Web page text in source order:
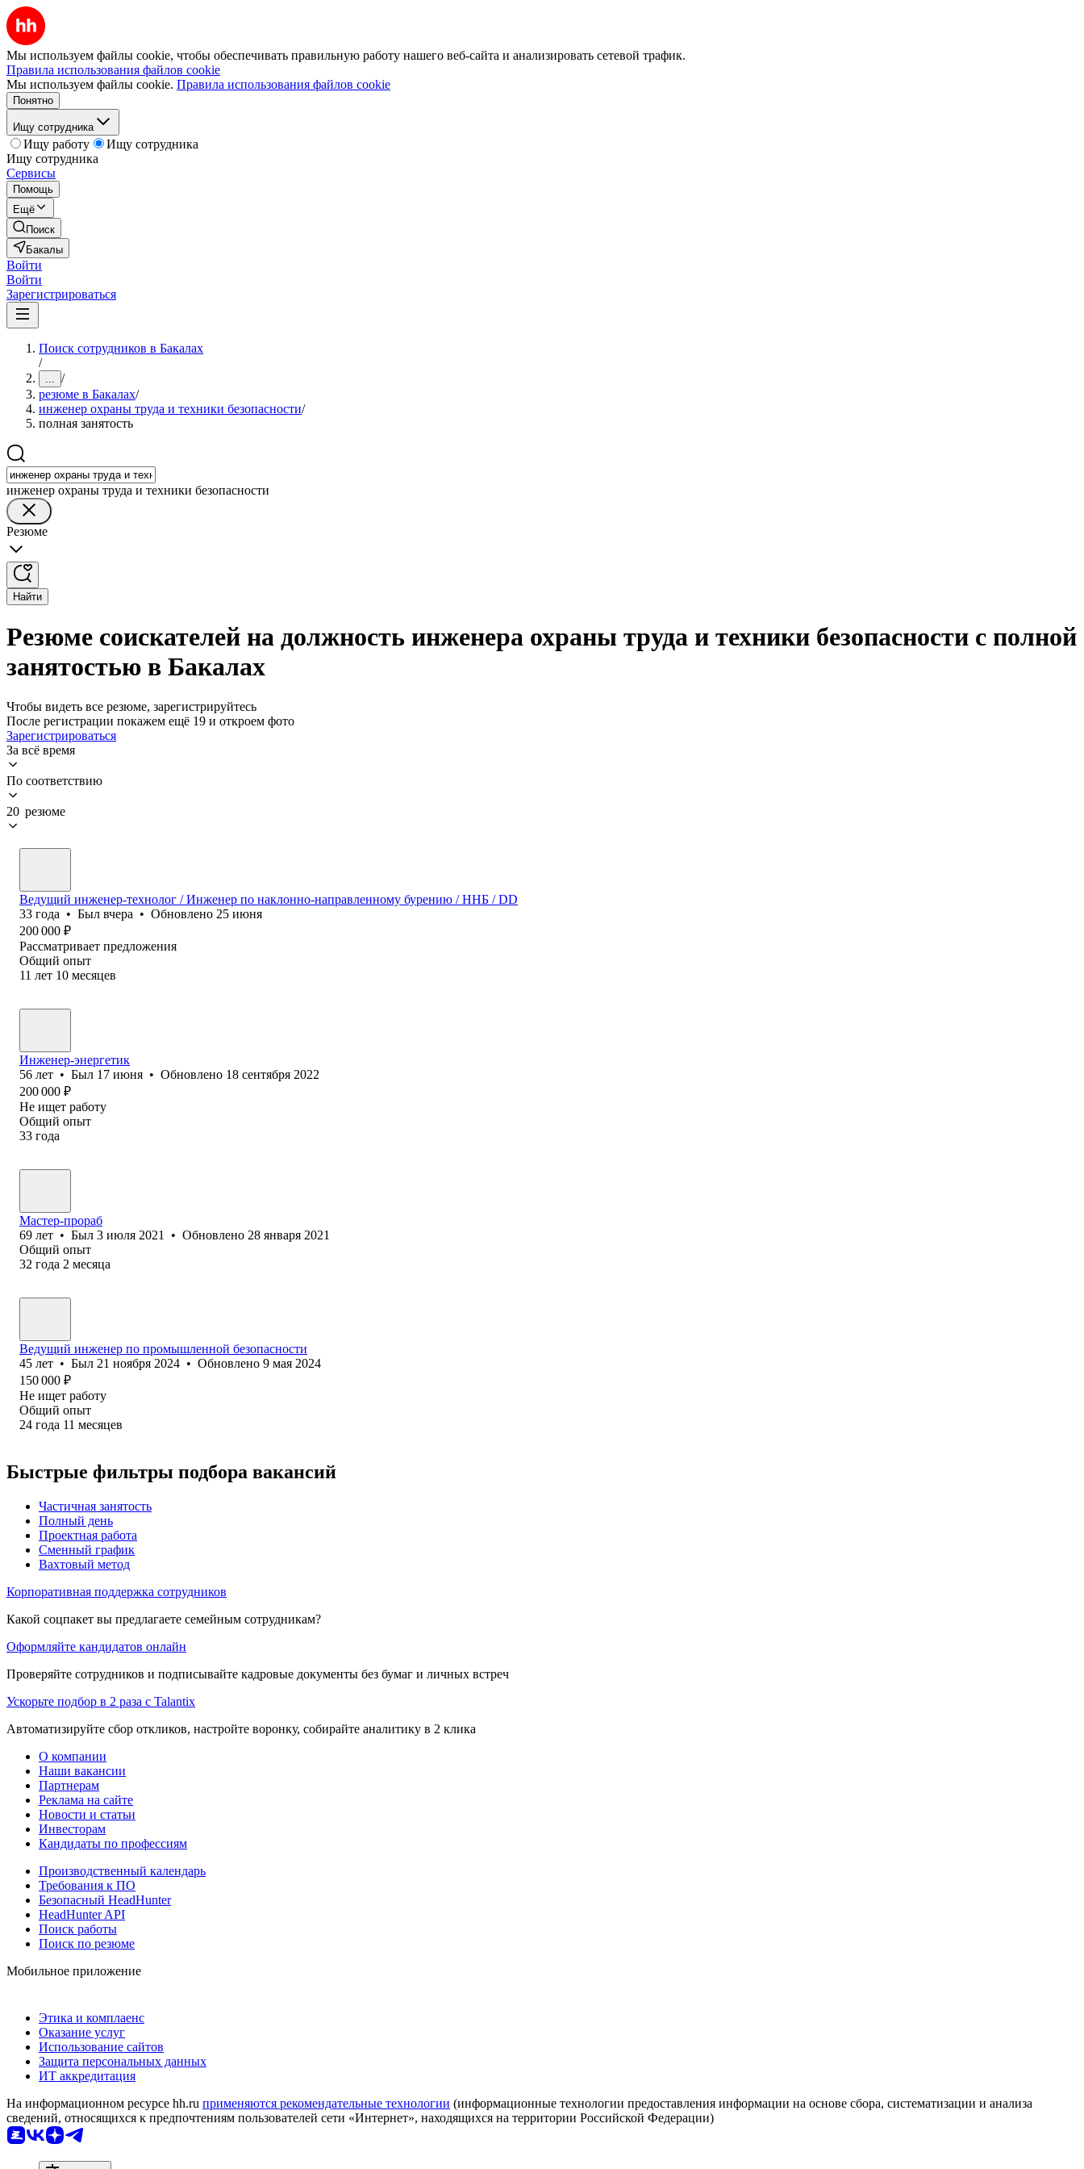
Мы используем файлы cookie, чтобы обеспечивать правильную работу нашего веб-сайта и анализировать сетевой трафик.
Правила использования файлов cookie
Мы используем файлы cookie. Правила использования файлов cookie
Понятно
Ищу сотрудника
Ищу работу
Ищу сотрудника
Ищу сотрудника
Сервисы
Помощь
Ещё
Поиск
Бакалы
Войти
Войти
Зарегистрироваться
Поиск сотрудников в Бакалах
/
... /
резюме в Бакалах/
инженер охраны труда и техники безопасности/
полная занятость
инженер охраны труда и техники безопасности
Резюме
Найти
Резюме соискателей на должность инженера охраны труда и техники безопасности с полной
занятостью в Бакалах
Чтобы видеть все резюме, зарегистрируйтесь
После регистрации покажем ещё 19 и откроем фото
Зарегистрироваться
За всё время
По соответствию
20 резюме
Ведущий инженер-технолог / Инженер по наклонно-направленному бурению / ННБ / DD
33 года • Был вчера • Обновлено 25 июня
200 000 ₽
Рассматривает предложения
Общий опыт
11 лет 10 месяцев
Инженер-энергетик
56 лет • Был 17 июня • Обновлено 18 сентября 2022
200 000 ₽
Не ищет работу
Общий опыт
33 года
Мастер-прораб
69 лет • Был 3 июля 2021 • Обновлено 28 января 2021
Общий опыт
32 года 2 месяца
Ведущий инженер по промышленной безопасности
45 лет • Был 21 ноября 2024 • Обновлено 9 мая 2024
150 000 ₽
Не ищет работу
Общий опыт
24 года 11 месяцев
Быстрые фильтры подбора вакансий
Частичная занятость
Полный день
Проектная работа
Сменный график
Вахтовый метод
Корпоративная поддержка сотрудников
Какой соцпакет вы предлагаете семейным сотрудникам?
Оформляйте кандидатов онлайн
Проверяйте сотрудников и подписывайте кадровые документы без бумаг и личных встреч
Ускорьте подбор в 2 раза с Talantix
Автоматизируйте сбор откликов, настройте воронку, собирайте аналитику в 2 клика
О компании
Наши вакансии
Партнерам
Реклама на сайте
Новости и статьи
Инвесторам
Кандидаты по профессиям
Производственный календарь
Требования к ПО
Безопасный HeadHunter
HeadHunter API
Поиск работы
Поиск по резюме
Мобильное приложение
Этика и комплаенс
Оказание услуг
Использование сайтов
Защита персональных данных
ИТ аккредитация
На информационном ресурсе hh.ru применяются рекомендательные технологии (информационные технологии предоставления информации на основе сбора, систематизации и анализа
сведений, относящихся к предпочтениям пользователей сети «Интернет», находящихся на территории Российской Федерации)